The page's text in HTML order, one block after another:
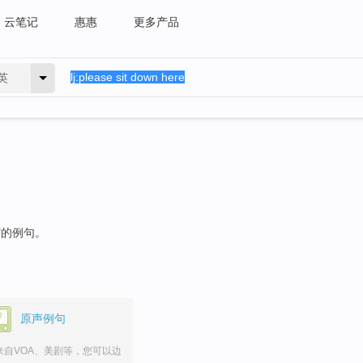
云笔记 惠惠 更多产品
例句。
原声例句
自VOA、美剧等，您可以边